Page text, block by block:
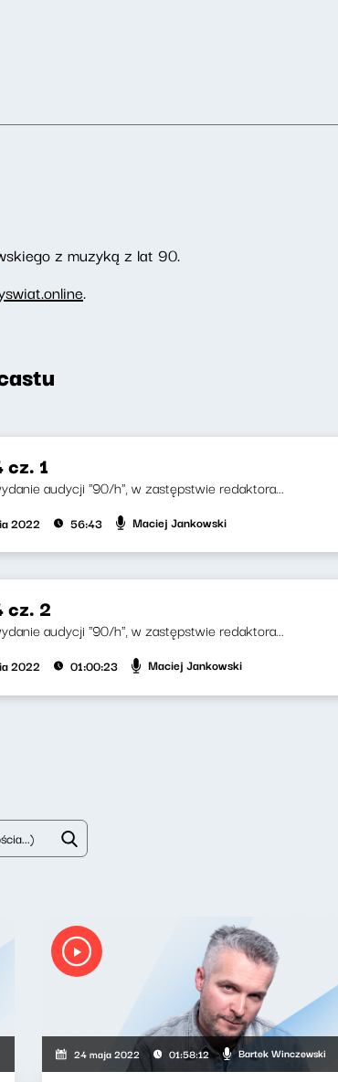
z muzyką z lat 90.
.
1
audycji "90/h", w zastępstwie redaktora...
2022 56:43 Maciej Jankowski
2
audycji "90/h", w zastępstwie redaktora...
2022 01:00:23 Maciej Jankowski
24 maja 2022 01:58:12 Bartek Winczewski